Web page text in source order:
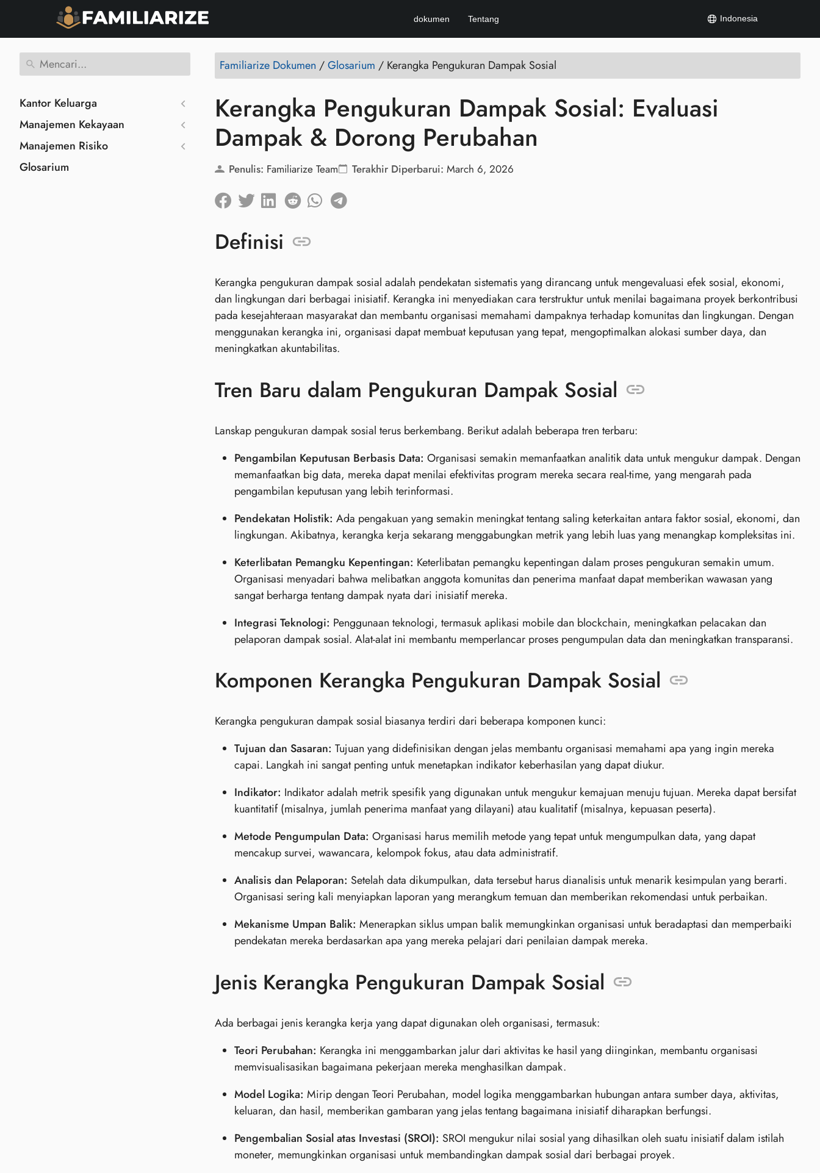
dokumen Tentang Indonesia
Kantor Keluarga
Manajemen Kekayaan
Manajemen Risiko
Glosarium
Familiarize Dokumen /Glosarium / Kerangka Pengukuran Dampak Sosial
Kerangka Pengukuran Dampak Sosial: Evaluasi
Dampak & Dorong Perubahan
Penulis: Familiarize Team Terakhir Diperbarui: March 6, 2026
Definisi
Kerangka pengukuran dampak sosial adalah pendekatan sistematis yang dirancang untuk mengevaluasi efek sosial, ekonomi,
dan lingkungan dari berbagai inisiatif. Kerangka ini menyediakan cara terstruktur untuk menilai bagaimana proyek berkontribusi
pada kesejahteraan masyarakat dan membantu organisasi memahami dampaknya terhadap komunitas dan lingkungan. Dengan
menggunakan kerangka ini, organisasi dapat membuat keputusan yang tepat, mengoptimalkan alokasi sumber daya, dan
meningkatkan akuntabilitas.
Tren Baru dalam Pengukuran Dampak Sosial
Lanskap pengukuran dampak sosial terus berkembang. Berikut adalah beberapa tren terbaru:
Pengambilan Keputusan Berbasis Data: Organisasi semakin memanfaatkan analitik data untuk mengukur dampak. Dengan
memanfaatkan big data, mereka dapat menilai efektivitas program mereka secara real-time, yang mengarah pada
pengambilan keputusan yang lebih terinformasi.
Pendekatan Holistik: Ada pengakuan yang semakin meningkat tentang saling keterkaitan antara faktor sosial, ekonomi, dan
lingkungan. Akibatnya, kerangka kerja sekarang menggabungkan metrik yang lebih luas yang menangkap kompleksitas ini.
Keterlibatan Pemangku Kepentingan: Keterlibatan pemangku kepentingan dalam proses pengukuran semakin umum.
Organisasi menyadari bahwa melibatkan anggota komunitas dan penerima manfaat dapat memberikan wawasan yang
sangat berharga tentang dampak nyata dari inisiatif mereka.
Integrasi Teknologi: Penggunaan teknologi, termasuk aplikasi mobile dan blockchain, meningkatkan pelacakan dan
pelaporan dampak sosial. Alat-alat ini membantu memperlancar proses pengumpulan data dan meningkatkan transparansi.
Komponen Kerangka Pengukuran Dampak Sosial
Kerangka pengukuran dampak sosial biasanya terdiri dari beberapa komponen kunci:
Tujuan dan Sasaran: Tujuan yang didefinisikan dengan jelas membantu organisasi memahami apa yang ingin mereka
capai. Langkah ini sangat penting untuk menetapkan indikator keberhasilan yang dapat diukur.
Indikator: Indikator adalah metrik spesifik yang digunakan untuk mengukur kemajuan menuju tujuan. Mereka dapat bersifat
kuantitatif (misalnya, jumlah penerima manfaat yang dilayani) atau kualitatif (misalnya, kepuasan peserta).
Metode Pengumpulan Data: Organisasi harus memilih metode yang tepat untuk mengumpulkan data, yang dapat
mencakup survei, wawancara, kelompok fokus, atau data administratif.
Analisis dan Pelaporan: Setelah data dikumpulkan, data tersebut harus dianalisis untuk menarik kesimpulan yang berarti.
Organisasi sering kali menyiapkan laporan yang merangkum temuan dan memberikan rekomendasi untuk perbaikan.
Mekanisme Umpan Balik: Menerapkan siklus umpan balik memungkinkan organisasi untuk beradaptasi dan memperbaiki
pendekatan mereka berdasarkan apa yang mereka pelajari dari penilaian dampak mereka.
Jenis Kerangka Pengukuran Dampak Sosial
Ada berbagai jenis kerangka kerja yang dapat digunakan oleh organisasi, termasuk:
Teori Perubahan: Kerangka ini menggambarkan jalur dari aktivitas ke hasil yang diinginkan, membantu organisasi
memvisualisasikan bagaimana pekerjaan mereka menghasilkan dampak.
Model Logika: Mirip dengan Teori Perubahan, model logika menggambarkan hubungan antara sumber daya, aktivitas,
keluaran, dan hasil, memberikan gambaran yang jelas tentang bagaimana inisiatif diharapkan berfungsi.
Pengembalian Sosial atas Investasi (SROI): SROI mengukur nilai sosial yang dihasilkan oleh suatu inisiatif dalam istilah
moneter, memungkinkan organisasi untuk membandingkan dampak sosial dari berbagai proyek.